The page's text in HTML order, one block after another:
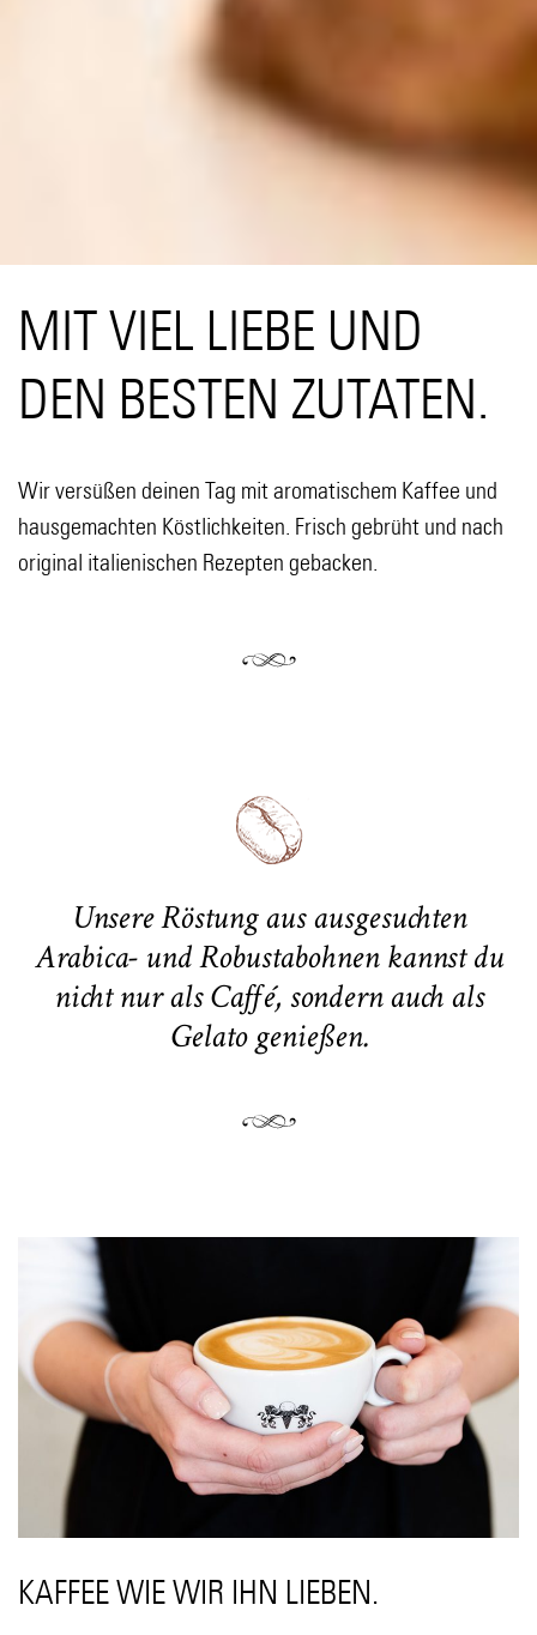
MIT VIEL LIEBE UND
DEN BESTEN ZUTATEN.
Wir versüßen deinen Tag mit aromatischem Kaffee und
hausgemachten Köstlichkeiten. Frisch gebrüht und nach
original italienischen Rezepten gebacken.
Unsere Röstung aus ausgesuchten
Arabica- und Robustabohnen kannst du
nicht nur als Caffé, sondern auch als
Gelato genießen.
KAFFEE WIE WIR IHN LIEBEN.